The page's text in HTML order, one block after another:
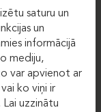
saturu un
un
informācijā
mediju,
var apvienot ar
ko viņi ir
uzzinātu